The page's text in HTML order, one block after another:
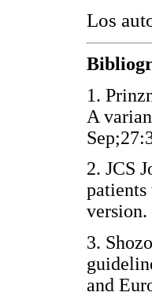
Los
1.
A
2. JCS
patients
3.
and